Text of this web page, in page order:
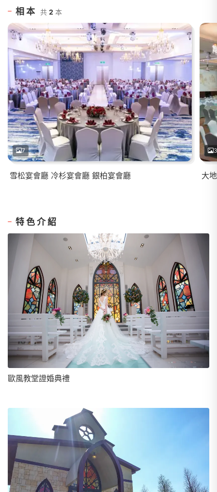
相本 共 2 本
7
雪松宴會廳 冷杉宴會廳 銀柏宴會廳
3
大
特色介紹
歐風教堂證婚典禮